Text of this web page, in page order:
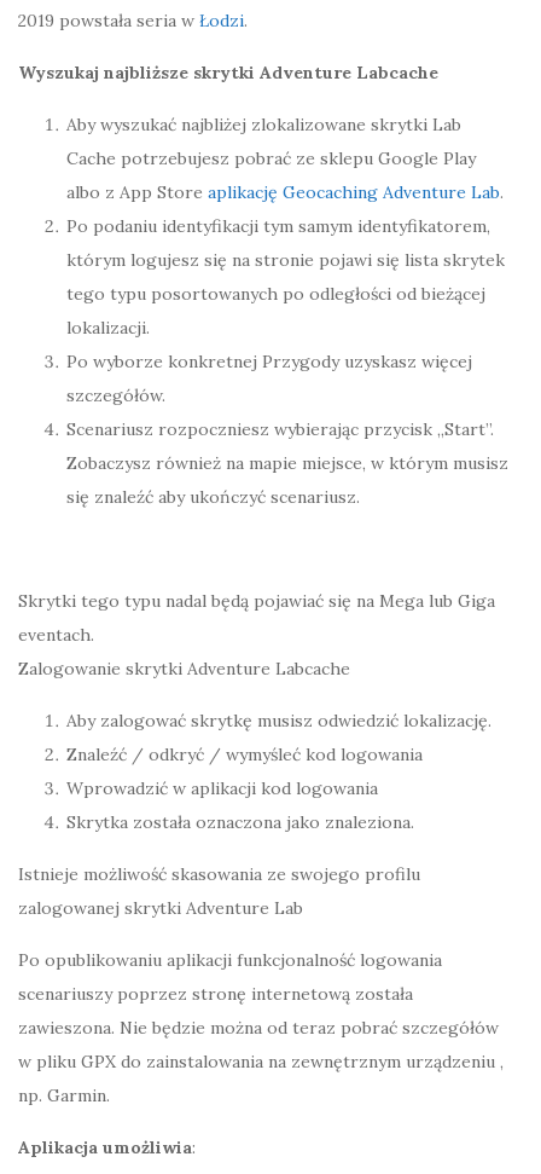
2019 powstała seria w Łodzi.
Wyszukaj najbliższe skrytki Adventure Labcache
Aby wyszukać najbliżej zlokalizowane skrytki Lab
Cache potrzebujesz pobrać ze sklepu Google Play
albo z App Store aplikację Geocaching Adventure Lab.
Po podaniu identyfikacji tym samym identyfikatorem,
którym logujesz się na stronie pojawi się lista skrytek
tego typu posortowanych po odległości od bieżącej
lokalizacji.
Po wyborze konkretnej Przygody uzyskasz więcej
szczegółów.
Scenariusz rozpoczniesz wybierając przycisk „Start”.
Zobaczysz również na mapie miejsce, w którym musisz
się znaleźć aby ukończyć scenariusz.
Skrytki tego typu nadal będą pojawiać się na Mega lub Giga
eventach.
Zalogowanie skrytki Adventure Labcache
Aby zalogować skrytkę musisz odwiedzić lokalizację.
Znaleźć / odkryć / wymyśleć kod logowania
Wprowadzić w aplikacji kod logowania
Skrytka została oznaczona jako znaleziona.
Istnieje możliwość skasowania ze swojego profilu
zalogowanej skrytki Adventure Lab
Po opublikowaniu aplikacji funkcjonalność logowania
scenariuszy poprzez stronę internetową została
zawieszona. Nie będzie można od teraz pobrać szczegółów
w pliku GPX do zainstalowania na zewnętrznym urządzeniu ,
np. Garmin.
Aplikacja umożliwia: